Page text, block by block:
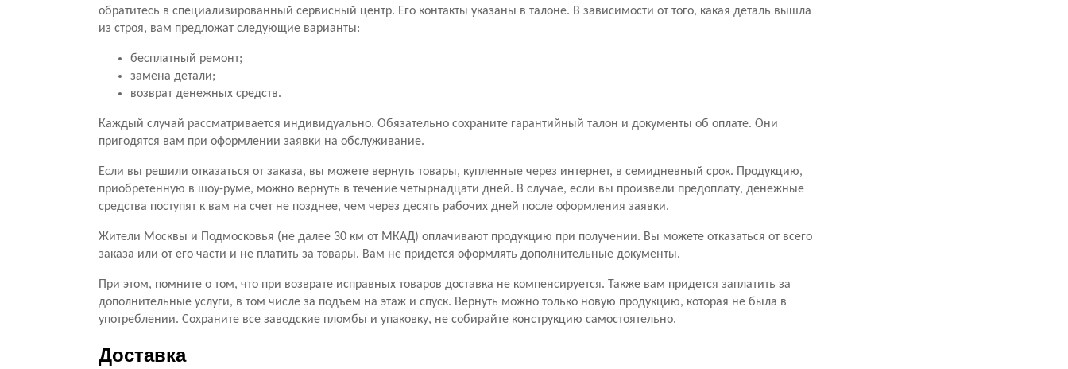
обратитесь в специализированный сервисный центр. Его контакты указаны в талоне. В зависимости от того, какая деталь вышла
из строя, вам предложат следующие варианты:
бесплатный ремонт;
замена детали;
возврат денежных средств.
Каждый случай рассматривается индивидуально. Обязательно сохраните гарантийный талон и документы об оплате. Они
пригодятся вам при оформлении заявки на обслуживание.
Если вы решили отказаться от заказа, вы можете вернуть товары, купленные через интернет, в семидневный срок. Продукцию,
приобретенную в шоу-руме, можно вернуть в течение четырнадцати дней. В случае, если вы произвели предоплату, денежные
средства поступят к вам на счет не позднее, чем через десять рабочих дней после оформления заявки.
Жители Москвы и Подмосковья (не далее 30 км от МКАД) оплачивают продукцию при получении. Вы можете отказаться от всего
заказа или от его части и не платить за товары. Вам не придется оформлять дополнительные документы.
При этом, помните о том, что при возврате исправных товаров доставка не компенсируется. Также вам придется заплатить за
дополнительные услуги, в том числе за подъем на этаж и спуск. Вернуть можно только новую продукцию, которая не была в
употреблении. Сохраните все заводские пломбы и упаковку, не собирайте конструкцию самостоятельно.
Доставка